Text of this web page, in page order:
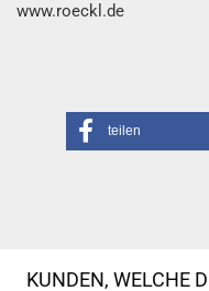
www.roeckl.de
teilen
KUNDEN, WELCHE